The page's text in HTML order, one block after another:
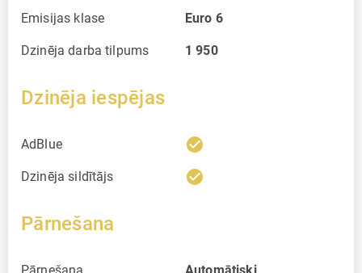
Emisijas klase Euro 6
Dzinēja darba tilpums 1 950
Dzinēja iespējas
AdBlue check_circle
Dzinēja sildītājs check_circle
Pārnešana
Pārnešana Automātiski